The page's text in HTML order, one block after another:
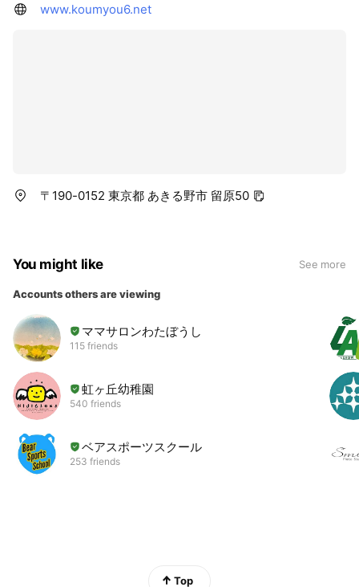
www.koumyou6.net
〒190-0152 東京都 あきる野市 留原50
You might like See more
Accounts others are viewing
ママサロンわたぼうし
115 friends
虹ヶ丘幼稚園
540 friends
ベアスポーツスクール
253 friends
Top